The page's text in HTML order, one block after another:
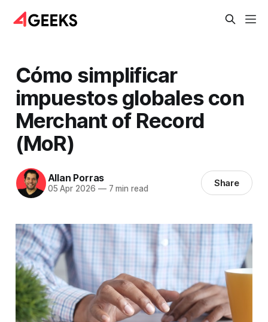
Cómo simplificar
impuestos globales con
Merchant of Record
(MoR)
Allan Porras
05 Apr 2026 —7 min read Share